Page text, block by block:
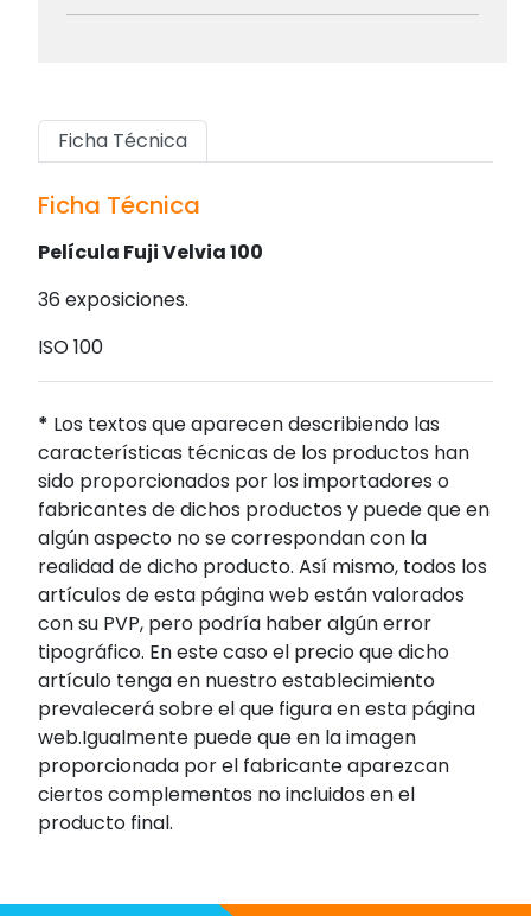
Ficha Técnica
Ficha Técnica
Película Fuji Velvia 100
36 exposiciones.
ISO 100
* Los textos que aparecen describiendo las
características técnicas de los productos han
sido proporcionados por los importadores o
fabricantes de dichos productos y puede que en
algún aspecto no se correspondan con la
realidad de dicho producto. Así mismo, todos los
artículos de esta página web están valorados
con su PVP, pero podría haber algún error
tipográfico. En este caso el precio que dicho
artículo tenga en nuestro establecimiento
prevalecerá sobre el que figura en esta página
web.Igualmente puede que en la imagen
proporcionada por el fabricante aparezcan
ciertos complementos no incluidos en el
producto final.